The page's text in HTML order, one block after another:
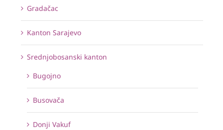
Gradačac
Kanton Sarajevo
Srednjobosanski kanton
Bugojno
Busovača
Donji Vakuf